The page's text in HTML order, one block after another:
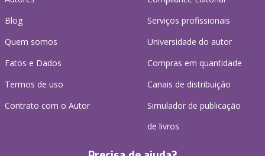
Blog
Quem somos
Fatos e Dados
Termos de uso
Contrato com o Autor
Serviços profissionais
Universidade do autor
Compras em quantidade
Canais de distribuição
Simulador de publicação
de livros